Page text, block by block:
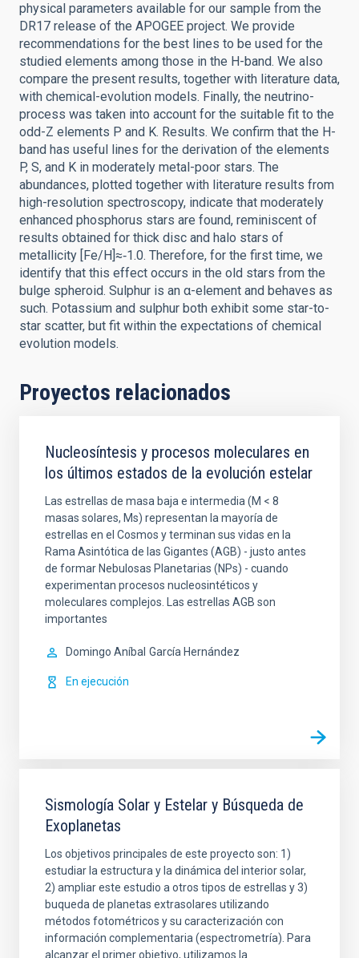
physical parameters available for our sample from the
DR17 release of the APOGEE project. We provide
recommendations for the best lines to be used for the
studied elements among those in the H-band. We also
compare the present results, together with literature data,
with chemical-evolution models. Finally, the neutrino-
process was taken into account for the suitable fit to the
odd-Z elements P and K. Results. We confirm that the H-
band has useful lines for the derivation of the elements
P, S, and K in moderately metal-poor stars. The
abundances, plotted together with literature results from
high-resolution spectroscopy, indicate that moderately
enhanced phosphorus stars are found, reminiscent of
results obtained for thick disc and halo stars of
metallicity [Fe/H]≈‑1.0. Therefore, for the first time, we
identify that this effect occurs in the old stars from the
bulge spheroid. Sulphur is an α-element and behaves as
such. Potassium and sulphur both exhibit some star-to-
star scatter, but fit within the expectations of chemical
evolution models.
Proyectos relacionados
Nucleosíntesis y procesos moleculares en
los últimos estados de la evolución estelar
Las estrellas de masa baja e intermedia (M < 8
masas solares, Ms) representan la mayoría de
estrellas en el Cosmos y terminan sus vidas en la
Rama Asintótica de las Gigantes (AGB) - justo antes
de formar Nebulosas Planetarias (NPs) - cuando
experimentan procesos nucleosintéticos y
moleculares complejos. Las estrellas AGB son
importantes
Domingo Aníbal García Hernández
En ejecución
Sismología Solar y Estelar y Búsqueda de
Exoplanetas
Los objetivos principales de este proyecto son: 1)
estudiar la estructura y la dinámica del interior solar,
2) ampliar este estudio a otros tipos de estrellas y 3)
buqueda de planetas extrasolares utilizando
métodos fotométricos y su caracterización con
información complementaria (espectrometría). Para
alcanzar el primer objetivo, utilizamos la